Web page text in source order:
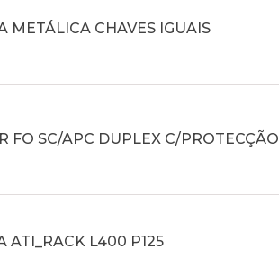
METÁLICA CHAVES IGUAIS
FO SC/APC DUPLEX C/PROTECÇÃO
ATI_RACK L400 P125